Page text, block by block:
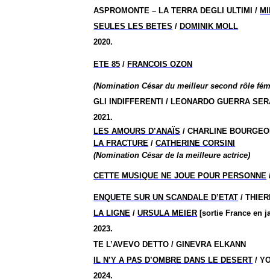
ASPROMONTE – LA TERRA DEGLI ULTIMI /
SEULES LES BETES / DOMINIK MOLL
2020.
ETE 85 / FRANCOIS OZON
(Nomination César du meilleur second rôle
GLI INDIFFERENTI / LEONARDO GUERRA
2021.
LES AMOURS D’ANAÏS / CHARLINE
LA FRACTURE /CATHERINE CORSINI
(Nomination César de la meilleure actrice)
CETTE MUSIQUE NE JOUE POUR PERSONNE
ENQUETE SUR UN SCANDALE D’ETAT /
LA LIGNE /URSULA MEIER [sortie France en
2023.
TE L’AVEVO DETTO / GINEVRA ELKANN
IL N’Y A PAS D’OMBRE DANS LE DESERT /
2024.